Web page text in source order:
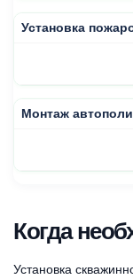
Установка
Монтаж
Когда
Установка